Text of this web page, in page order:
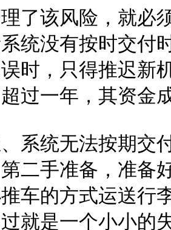
了该风险，就必
统没有按时交付
时，只得推迟新
过一年，其资金
系统无法按期交
二手准备，准备
车的方式运送行
就是一个小小的